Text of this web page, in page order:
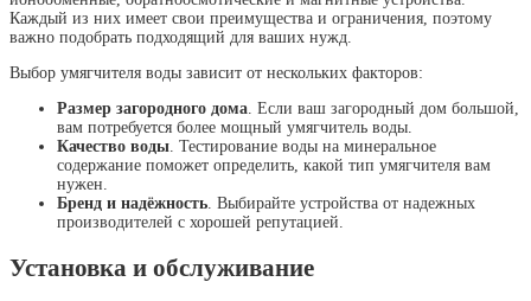
Каждый из них имеет свои преимущества и ограничения, поэтому
важно подобрать подходящий для ваших нужд.
Выбор умягчителя воды зависит от нескольких факторов:
Размер загородного дома. Если ваш загородный дом большой,
вам потребуется более мощный умягчитель воды.
Качество воды. Тестирование воды на минеральное
содержание поможет определить, какой тип умягчителя вам
нужен.
Бренд и надёжность. Выбирайте устройства от надежных
производителей с хорошей репутацией.
Установка и обслуживание